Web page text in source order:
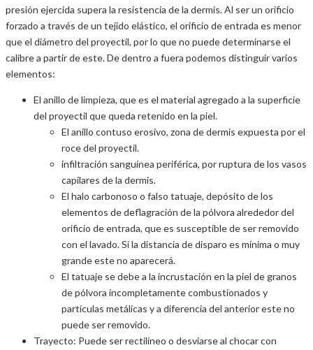
presión ejercida supera la resistencia de la dermis. Al ser un orificio
forzado a través de un tejido elástico, el orificio de entrada es menor
que el diámetro del proyectil, por lo que no puede determinarse el
calibre a partir de este. De dentro a fuera podemos distinguir varios
elementos:
El anillo de limpieza, que es el material agregado a la superficie
del proyectil que queda retenido en la piel.
El anillo contuso erosivo, zona de dermis expuesta por el
roce del proyectil.
infiltración sanguínea periférica, por ruptura de los vasos
capilares de la dermis.
El halo carbonoso o falso tatuaje, depósito de los
elementos de deflagración de la pólvora alrededor del
orificio de entrada, que es susceptible de ser removido
con el lavado. Si la distancia de disparo es mínima o muy
grande este no aparecerá.
El tatuaje se debe a la incrustación en la piel de granos
de pólvora incompletamente combustionados y
partículas metálicas y a diferencia del anterior este no
puede ser removido.
Trayecto: Puede ser rectilíneo o desviarse al chocar con